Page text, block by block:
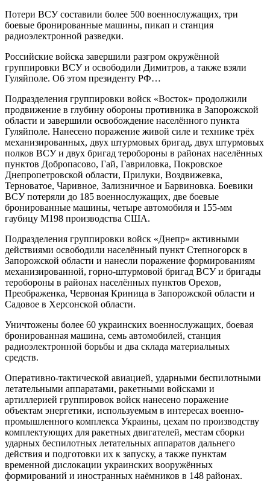
Потери ВСУ составили более 500 военнослужащих, три
боевые бронированные машины, пикап и станция
радиоэлектронной разведки.
Российские войска завершили разгром окружённой
группировки ВСУ и освободили Димитров, а также взяли
Гуляйполе. Об этом президенту РФ…
Подразделения группировки войск «Восток» продолжили
продвижение в глубину обороны противника в Запорожской
области и завершили освобождение населённого пункта
Гуляйполе. Нанесено поражение живой силе и технике трёх
механизированных, двух штурмовых бригад, двух штурмовых
полков ВСУ и двух бригад теробороны в районах населённых
пунктов Добропасово, Гай, Гавриловка, Покровское
Днепропетровской области, Прилуки, Воздвижевка,
Терноватое, Чаривное, Зализничное и Барвиновка. Боевики
ВСУ потеряли до 185 военнослужащих, две боевые
бронированные машины, четыре автомобиля и 155-мм
гаубицу М198 производства США.
Подразделения группировки войск «Днепр» активными
действиями освободили населённый пункт Степногорск в
Запорожской области и нанесли поражение формированиям
механизированной, горно-штурмовой бригад ВСУ и бригады
теробороны в районах населённых пунктов Орехов,
Преображенка, Червоная Криница в Запорожской области и
Садовое в Херсонской области.
Уничтожены более 60 украинских военнослужащих, боевая
бронированная машина, семь автомобилей, станция
радиоэлектронной борьбы и два склада материальных
средств.
Оперативно-тактической авиацией, ударными беспилотными
летательными аппаратами, ракетными войсками и
артиллерией группировок войск нанесено поражение
объектам энергетики, используемым в интересах военно-
промышленного комплекса Украины, цехам по производству
комплектующих для ракетных двигателей, местам сборки
ударных беспилотных летательных аппаратов дальнего
действия и подготовки их к запуску, а также пунктам
временной дислокации украинских вооружённых
формирований и иностранных наёмников в 148 районах.